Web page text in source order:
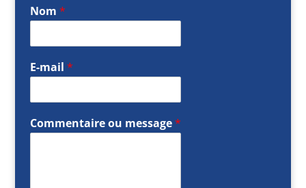
Nom *
E-mail *
Commentaire ou message*